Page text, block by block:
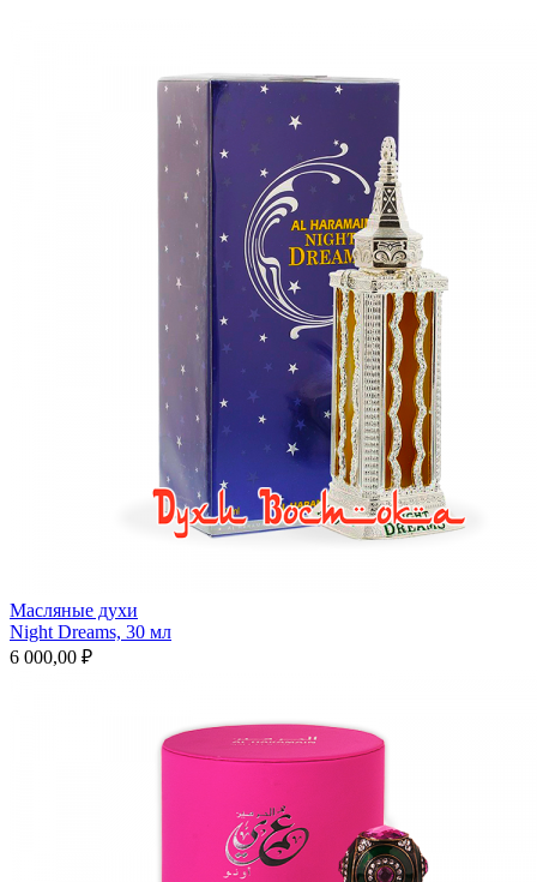
Масляные духи
Night Dreams, 30 мл
6 000,00 ₽